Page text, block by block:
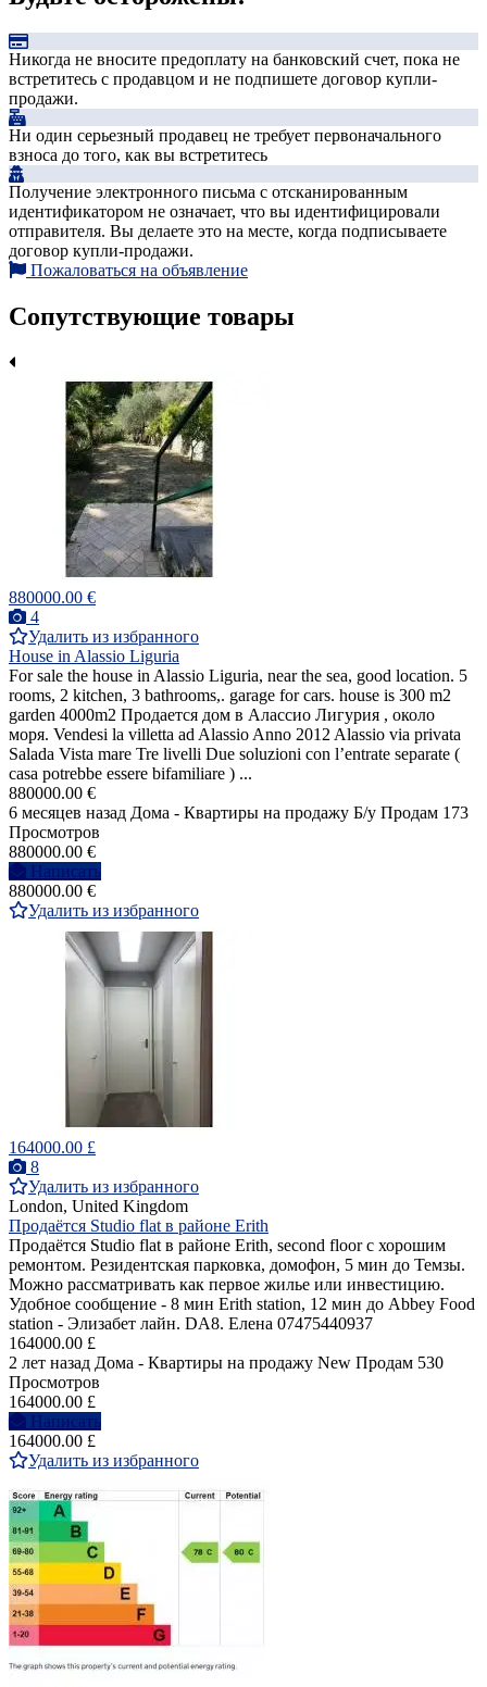
Никогда не вносите предоплату на банковский счет, пока не
встретитесь с продавцом и не подпишете договор купли-
продажи.
Ни один серьезный продавец не требует первоначального
взноса до того, как вы встретитесь
Получение электронного письма с отсканированным
идентификатором не означает, что вы идентифицировали
отправителя. Вы делаете это на месте, когда подписываете
договор купли-продажи.
Пожаловаться на объявление
Сопутствующие товары
880000.00 €
4
Удалить из избранного
House in Alassio Liguria
For sale the house in Alassio Liguria, near the sea, good location. 5
rooms, 2 kitchen, 3 bathrooms,. garage for cars. house is 300 m2
garden 4000m2 Продается дом в Алассио Лигурия , около
моря. Vendesi la villetta ad Alassio Anno 2012 Alassio via privata
Salada Vista mare Tre livelli Due soluzioni con l’entrate separate (
casa potrebbe essere bifamiliare ) ...
880000.00 €
6 месяцев назад Дома - Квартиры на продажу Б/у Продам 173
Просмотров
880000.00 €
Написать
880000.00 €
Удалить из избранного
164000.00 £
8
Удалить из избранного
London, United Kingdom
Продаётся Studio flat в районе Erith
Продаётся Studio flat в районе Erith, second floor c хорошим
ремонтом. Резидентская парковка, домофон, 5 мин до Темзы.
Можно рассматривать как первое жилье или инвестицию.
Удобное сообщение - 8 мин Erith station, 12 мин до Abbey Food
station - Элизабет лайн. DA8. Елена 07475440937
164000.00 £
2 лет назад Дома - Квартиры на продажу New Продам 530
Просмотров
164000.00 £
Написать
164000.00 £
Удалить из избранного